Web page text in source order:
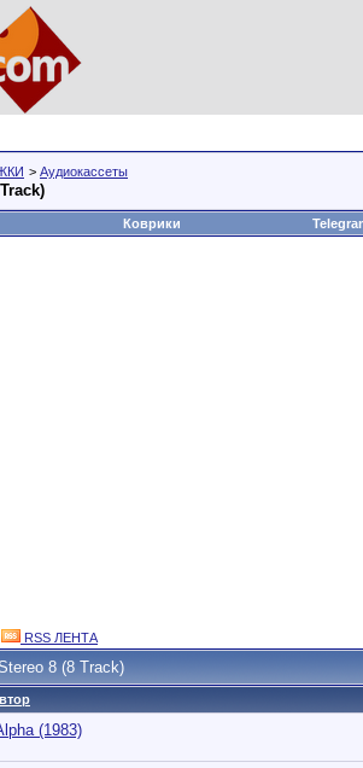
> Аудиокассеты
Коврики
RSS ЛЕНТА
8 (8 Track)
(1983)